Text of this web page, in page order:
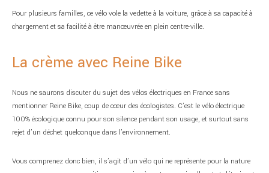
Pour plusieurs familles, ce vélo vole la vedette à la voiture, grâce à sa capacité à
chargement et sa facilité à être manœuvrée en plein centre-ville.
La crème avec Reine Bike
Nous ne saurons discuter du sujet des vélos électriques en France sans
mentionner Reine Bike, coup de cœur des écologistes. C’est le vélo électrique
100% écologique connu pour son silence pendant son usage, et surtout sans
rejet d’un déchet quelconque dans l’environnement.
Vous comprenez donc bien, il s’agit d’un vélo qui ne représente pour la nature